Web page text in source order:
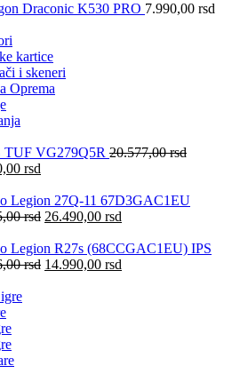
Draconic K530 PRO 7.990,00 rsd
kartice
i skeneri
Oprema
TUF VG279Q5R 20.577,00rsd
rsd
Legion 27Q-11 67D3GAC1EU
rsd 26.490,00 rsd
Legion R27s (68CCGAC1EU) IPS
rsd 14.990,00 rsd